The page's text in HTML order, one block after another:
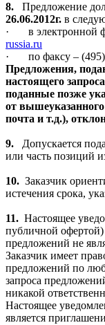
8. Предложение
26.06.2012г. в
·
в электронной
russia.ru
·
по факсу –
Предложения,
настоящего
поданные позже
от
почта и т.д.),
9. Допускается
или часть позиций
10. Заказчик
истечения срока,
11. Настоящее
публичной офертой)
предложений не
Заказчик имеет
предложений по
запроса
никакой
Настоящее
является